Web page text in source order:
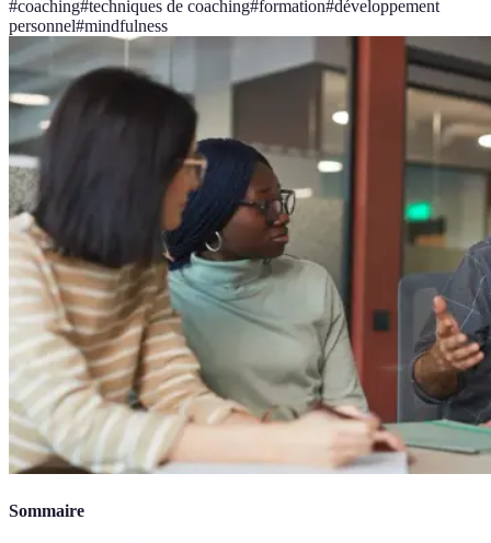
#coaching#techniques de coaching#formation#développement
personnel#mindfulness
Sommaire